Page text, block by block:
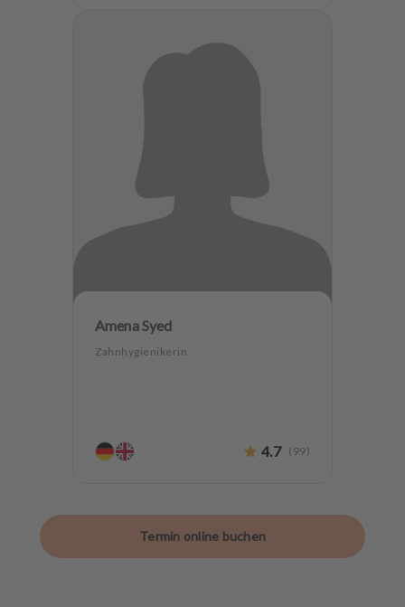
Amena Syed
Zahnhygienikerin
4.7 ( 99)
Termin online buchen